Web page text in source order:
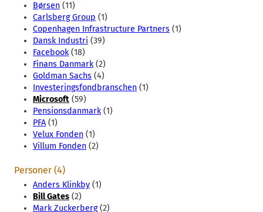
Børsen (11)
Carlsberg Group (1)
Copenhagen Infrastructure Partners (1)
Dansk Industri (39)
Facebook(18)
Finans Danmark(2)
Goldman Sachs (4)
Investeringsfondbranschen (1)
Microsoft (59)
Pensionsdanmark(1)
PFA (1)
Velux Fonden (1)
Villum Fonden (2)
Personer (4)
Anders Klinkby (1)
Bill Gates (2)
Mark Zuckerberg(2)